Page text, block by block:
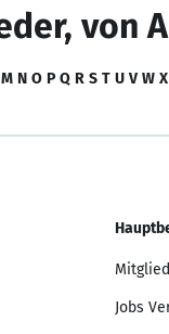
von
M N O P Q R S T U V W X
Jobs